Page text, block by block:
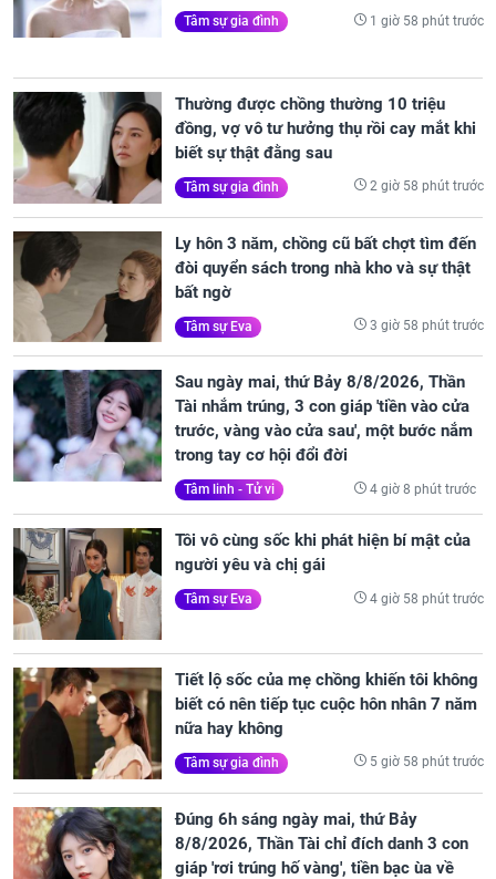
Tâm sự gia đình 1 giờ 58 phút trước
Thường được chồng thường 10 triệu
đồng, vợ vô tư hưởng thụ rồi cay mắt khi
biết sự thật đằng sau
Tâm sự gia đình 2 giờ 58 phút trước
Ly hôn 3 năm, chồng cũ bất chợt tìm đến
đòi quyển sách trong nhà kho và sự thật
bất ngờ
Tâm sự Eva 3 giờ 58 phút trước
Sau ngày mai, thứ Bảy 8/8/2026, Thần
Tài nhắm trúng, 3 con giáp 'tiền vào cửa
trước, vàng vào cửa sau', một bước nắm
trong tay cơ hội đổi đời
Tâm linh - Tử vi 4 giờ 8 phút trước
Tôi vô cùng sốc khi phát hiện bí mật của
người yêu và chị gái
Tâm sự Eva 4 giờ 58 phút trước
Tiết lộ sốc của mẹ chồng khiến tôi không
biết có nên tiếp tục cuộc hôn nhân 7 năm
nữa hay không
Tâm sự gia đình 5 giờ 58 phút trước
Đúng 6h sáng ngày mai, thứ Bảy
8/8/2026, Thần Tài chỉ đích danh 3 con
giáp 'rơi trúng hố vàng', tiền bạc ùa về